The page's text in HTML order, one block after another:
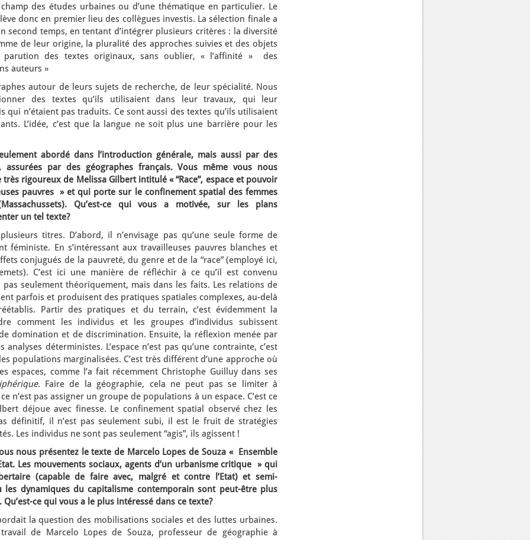
des études urbaines ou d’une thématique en particulier. Le
donc en premier lieu des collègues investis. La sélection finale a
second temps, en tentant d’intégrer plusieurs critères : la diversité
de leur origine, la pluralité des approches suivies et des objets
des textes originaux, sans oublier, « l’affinité » des
auteurs »
autour de leurs sujets de recherche, de leur spécialité. Nous
des textes qu’ils utilisaient dans leur travaux, qui leur
qui n’étaient pas traduits. Ce sont aussi des textes qu’ils utilisaient
L’idée, c’est que la langue ne soit plus une barrière pour les
abordé dans l’introduction générale, mais aussi par des
assurées par des géographes français. Vous même vous nous
rigoureux de Melissa Gilbert intitulé « “Race”, espace et pouvoir
pauvres » et qui porte sur le confinement spatial des femmes
Qu’est-ce qui vous a motivée, sur les plans
un tel texte?
titres. D’abord, il n’envisage pas qu’une seule forme de
féministe. En s’intéressant aux travailleuses pauvres blanches et
conjugués de la pauvreté, du genre et de la “race” (employé ici,
C’est ici une manière de réfléchir à ce qu’il est convenu
pas seulement théoriquement, mais dans les faits. Les relations de
parfois et produisent des pratiques spatiales complexes, au-delà
Partir des pratiques et du terrain, c’est évidemment la
comment les individus et les groupes d’individus subissent
domination et de discrimination. Ensuite, la réflexion menée par
déterministes. L’espace n’est pas qu’une contrainte, c’est
populations marginalisées. C’est très différent d’une approche où
espaces, comme l’a fait récemment Christophe Guilluy dans ses
. Faire de la géographie, cela ne peut pas se limiter à
n’est pas assigner un groupe de populations à un espace. C’est ce
déjoue avec finesse. Le confinement spatial observé chez les
définitif, il n’est pas seulement subi, il est le fruit de stratégies
Les individus ne sont pas seulement “agis”, ils agissent !
nous présentez le texte de Marcelo Lopes de Souza « Ensemble
Les mouvements sociaux, agents d’un urbanisme critique » qui
(capable de faire avec, malgré et contre l’Etat) et semi-
dynamiques du capitalisme contemporain sont peut-être plus
ce qui vous a le plus intéressé dans ce texte?
la question des mobilisations sociales et des luttes urbaines.
de Marcelo Lopes de Souza, professeur de géographie à